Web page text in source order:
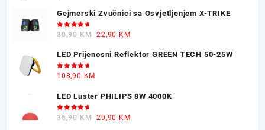
Gejmerski Zvučnici sa Osvjetljenjem X-TRIKE
Ocjenjeno
5.00 od 5
30,90KM Original
was:
22,90 KMCurrent
is:
LED Prijenosni Reflektor GREEN TECH 50-25W
Ocjenjeno
5.00od 5
108,90 KM
LED Luster PHILIPS 8W 4000K
Ocjenjeno
5.00 od 5
36,90KM Original
29,90 KMCurrent